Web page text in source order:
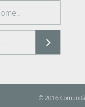
© 2016